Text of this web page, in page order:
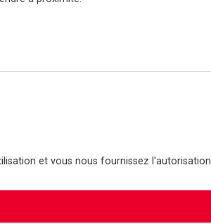
et vous nous fournissez l'autorisation